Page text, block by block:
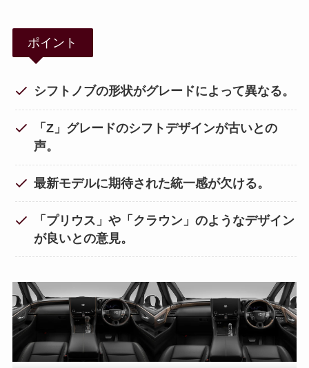
ポイント
シフトノブの形状がグレードによって異なる。
「Z」グレードのシフトデザインが古いとの
声。
最新モデルに期待された統一感が欠ける。
「プリウス」や「クラウン」のようなデザイン
が良いとの意見。